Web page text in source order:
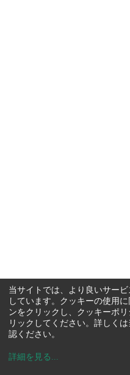
当サイトでは、より良いサー
しています。クッキーの使用
ンをクリックし、クッキーポ
リックしてください。詳しく
認ください。
詳細を見る ...